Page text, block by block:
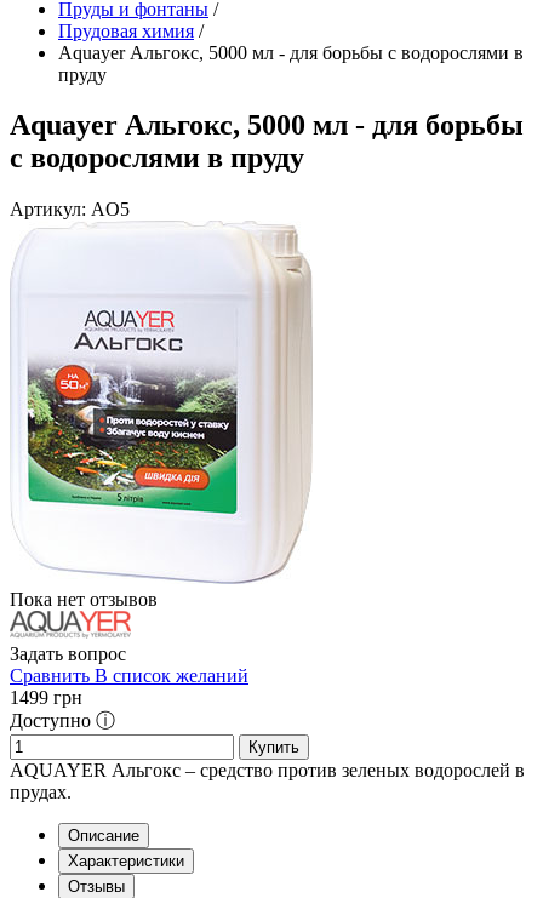
Пруды и фонтаны /
Прудовая химия /
Aquayer Альгокс, 5000 мл - для борьбы с водорослями в
пруду
Aquayer Альгокс, 5000 мл - для борьбы
с водорослями в пруду
Артикул: AO5
Пока нет отзывов
Задать вопрос
Сравнить В список желаний
1499 грн
Доступно ⓘ
Купить
AQUAYER Альгокс – средство против зеленых водорослей в
прудах.
Описание
Характеристики
Отзывы